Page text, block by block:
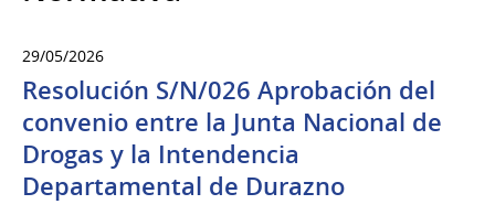
29/05/2026
Resolución S/N/026 Aprobación del
convenio entre la Junta Nacional de
Drogas y la Intendencia
Departamental de Durazno